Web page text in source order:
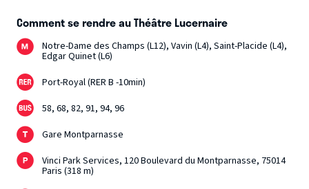
Comment se rendre au Théâtre Lucernaire
Notre-Dame des Champs (L12), Vavin (L4), Saint-Placide (L4),
Edgar Quinet (L6)
Port-Royal (RER B -10min)
58, 68, 82, 91, 94, 96
Gare Montparnasse
Vinci Park Services, 120 Boulevard du Montparnasse, 75014
Paris (318 m)